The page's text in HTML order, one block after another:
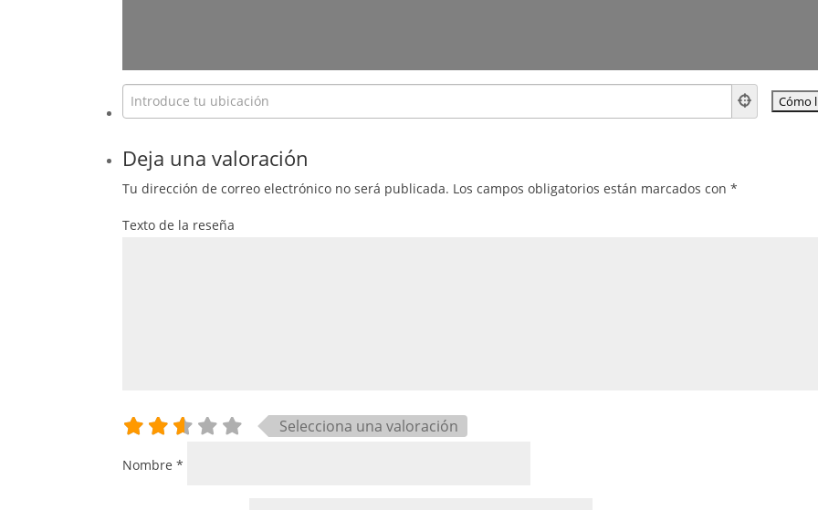
Deja una valoración
Tu dirección de correo electrónico no será publicada. Los campos obligatorios están marcados con*
Texto de la reseña
Selecciona una valoración
Nombre*